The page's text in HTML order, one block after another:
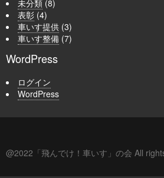
未分類 (8)
表彰 (4)
車いす提供 (3)
車いす整備 (7)
WordPress
ログイン
WordPress
@2022「飛んでけ！車いす」の会 All